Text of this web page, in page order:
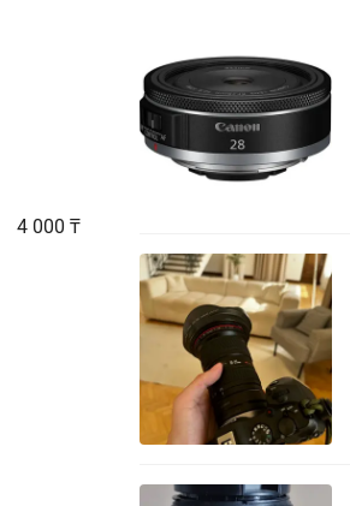
4 000 ₸